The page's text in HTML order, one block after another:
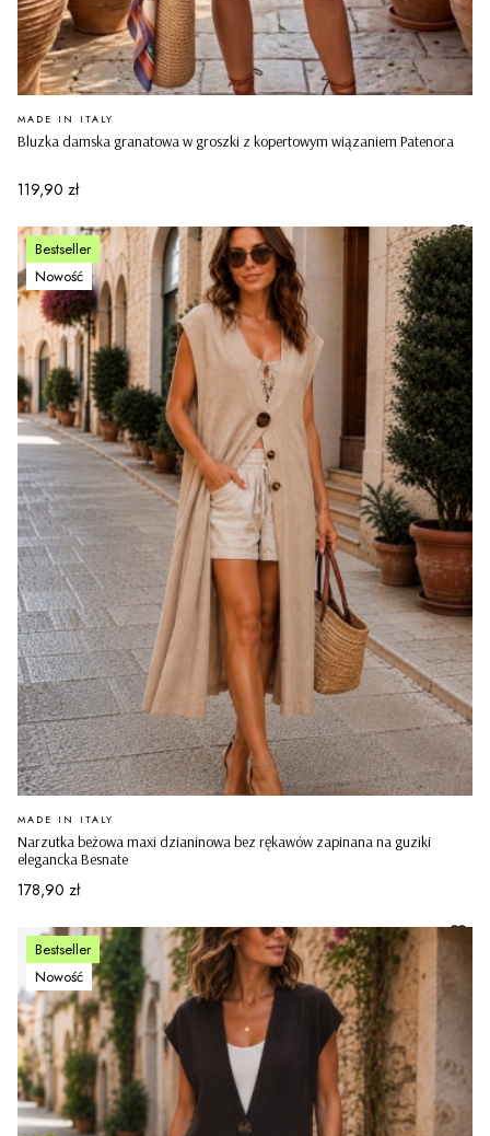
Bluzka damska granatowa w groszki z kopertowym wiązaniem Patenora
PRODUCENT
MADE IN ITALY
Cena
119,90 zł
Bestseller
Nowość
Narzutka beżowa maxi dzianinowa bez rękawów zapinana na guziki
elegancka Besnate
PRODUCENT
MADE IN ITALY
Cena
178,90 zł
Bestseller
Nowość